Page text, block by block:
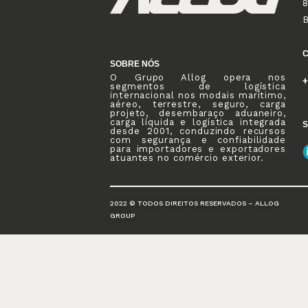
SOBRE NÓS
O Grupo Allog opera nos
segmentos de logística
internacional nos modais marítimo,
aéreo, terrestre, seguro, carga
projeto, desembaraço aduaneiro,
carga líquida e logística integrada
desde 2001, conduzindo recursos
com segurança e confiabilidade
para importadores e exportadores
atuantes no comércio exterior.
2022 © TODOS DIREITOS RESERVADOS – ALLOG
GROUP